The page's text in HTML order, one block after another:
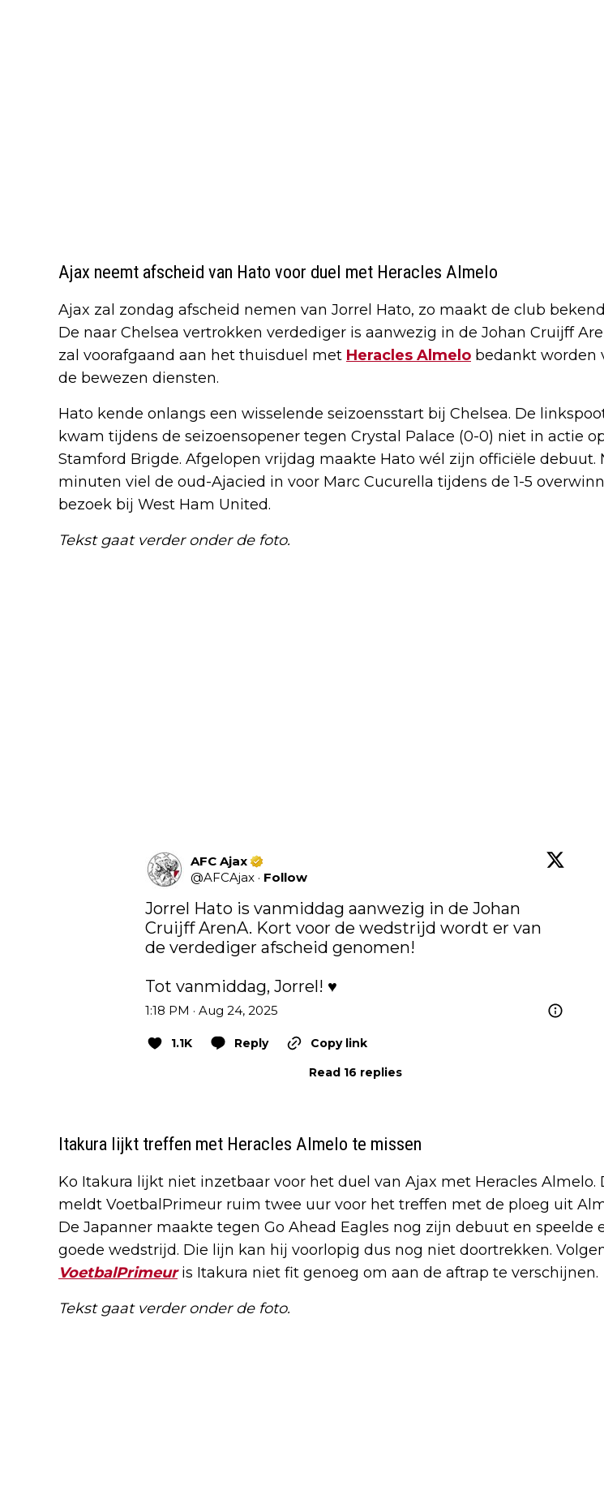
Ajax neemt afscheid van Hato voor duel met Heracles Almelo
Ajax zal zondag afscheid nemen van Jorrel Hato, zo maakt de club
De naar Chelsea vertrokken verdediger is aanwezig in de Johan Cruijff
zal voorafgaand aan het thuisduel met Heracles Almelo bedankt worden
de bewezen diensten.
Hato kende onlangs een wisselende seizoensstart bij Chelsea. De
kwam tijdens de seizoensopener tegen Crystal Palace (0-0) niet in actie
Stamford Brigde. Afgelopen vrijdag maakte Hato wél zijn officiële debuut.
minuten viel de oud-Ajacied in voor Marc Cucurella tijdens de 1-5
bezoek bij West Ham United.
Tekst gaat verder onder de foto.
AFC Ajax
@AFCAjax · Follow
Jorrel Hato is vanmiddag aanwezig in de Johan
Cruijff ArenA. Kort voor de wedstrijd wordt er van
de verdediger afscheid genomen!
Tot vanmiddag, Jorrel! ♥️
1:18 PM · Aug 24, 2025
1.1K Reply
Copy link
Read 16 replies
Itakura lijkt treffen met Heracles Almelo te missen
Ko Itakura lijkt niet inzetbaar voor het duel van Ajax met Heracles Almelo.
meldt VoetbalPrimeur ruim twee uur voor het treffen met de ploeg uit
De Japanner maakte tegen Go Ahead Eagles nog zijn debuut en speelde
goede wedstrijd. Die lijn kan hij voorlopig dus nog niet doortrekken.
VoetbalPrimeuris Itakura niet fit genoeg om aan de aftrap te verschijnen.
Tekst gaat verder onder de foto.